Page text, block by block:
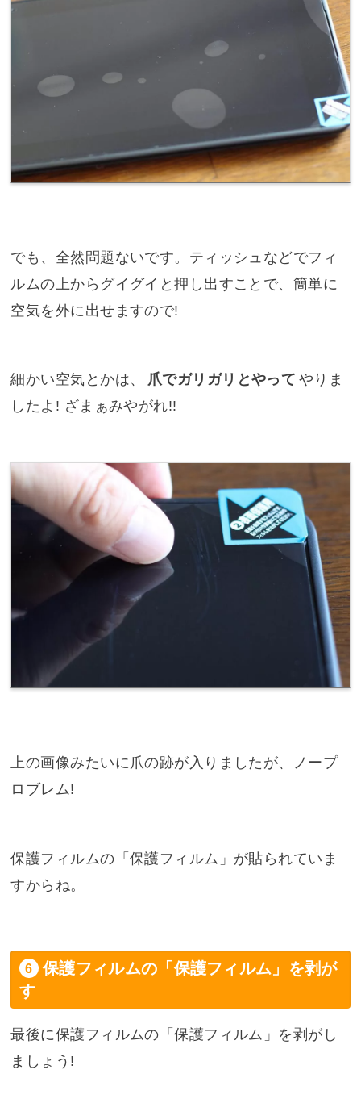
でも、全然問題ないです。ティッシュなどでフィ
ルムの上からグイグイと押し出すことで、簡単に
空気を外に出せますので!
細かい空気とかは、 爪でガリガリとやって やりま
したよ! ざまぁみやがれ!!
上の画像みたいに爪の跡が入りましたが、ノープ
ロブレム!
保護フィルムの「保護フィルム」が貼られていま
すからね。
保護フィルムの「保護フィルム」を剥が
す
最後に保護フィルムの「保護フィルム」を剥がし
ましょう!